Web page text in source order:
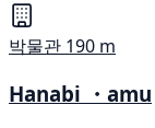
박물관 190 m
Hanabi ・amu